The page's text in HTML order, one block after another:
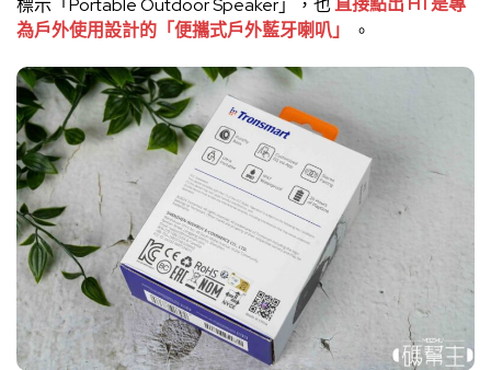
為戶外使用設計的「便攜式戶外藍牙喇叭」
。